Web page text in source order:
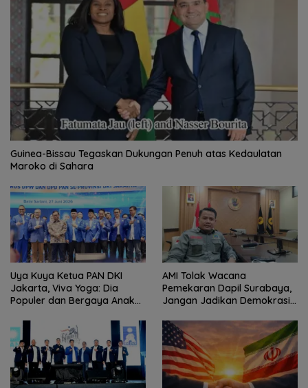
Guinea-Bissau Tegaskan Dukungan Penuh atas Kedaulatan
Maroko di Sahara
Uya Kuya Ketua PAN DKI
Jakarta, Viva Yoga: Dia
Populer dan Bergaya Anak
AMI Tolak Wacana
Pemekaran Dapil Surabaya,
Jangan Jadikan Demokrasi
Politik